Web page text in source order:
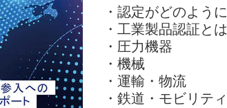
・認定がどのよう
・工業製品認証とは
・圧力機器
・機械
・運輸・物流
・鉄道・モビリティ